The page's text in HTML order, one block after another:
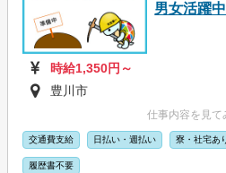
男女活躍
時給1,350円～
豊川市
仕事内容を見て
交通費支給 日払い・週払い 寮・社宅あ
履歴書不要